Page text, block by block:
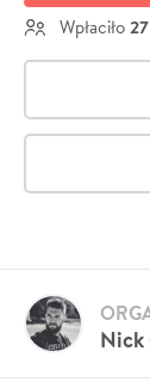
Wpłaciło
Nick